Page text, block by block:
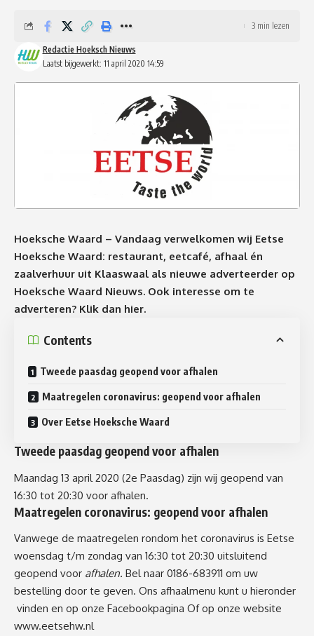
Laatst bijgewerkt: 11 april 2020 14:59
Redactie Hoeksch Nieuws
3 min lezen
Hoeksche Waard – Vandaag verwelkomen wij Eetse
Hoeksche Waard: restaurant, eetcafé, afhaal én
zaalverhuur uit Klaaswaal als nieuwe adverteerder op
Hoeksche Waard Nieuws. Ook interesse om te
adverteren? Klik dan hier.
Contents
Tweede paasdag geopend voor afhalen
Maatregelen coronavirus: geopend voor afhalen
Over Eetse Hoeksche Waard
Tweede paasdag geopend voor afhalen
Maandag 13 april 2020 (2e Paasdag) zijn wij geopend van
16:30 tot 20:30 voor afhalen.
Maatregelen coronavirus: geopend voor afhalen
Vanwege de maatregelen rondom het coronavirus is Eetse
woensdag t/m zondag van 16:30 tot 20:30 uitsluitend
geopend voor afhalen. Bel naar 0186-683911 om uw
bestelling door te geven. Ons afhaalmenu kunt u hieronder
vinden en op onze Facebookpagina Of op onze website
www.eetsehw.nl